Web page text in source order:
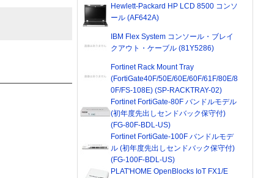
Hewlett-Packard HP LCD 8500 コンソ
ール (AF642A)
IBM Flex System コンソール・ブレイ
クアウト・ケーブル (81Y5286)
Fortinet Rack Mount Tray
(FortiGate40F/50E/60E/60F/61F/80E/8
0F/FS-108E) (SP-RACKTRAY-02)
Fortinet FortiGate-80F バンドルモデル
(初年度先出しセンドバック保守付)
(FG-80F-BDL-US)
Fortinet FortiGate-100F バンドルモデ
ル (初年度先出しセンドバック保守付)
(FG-100F-BDL-US)
PLAT'HOME OpenBlocks IoT FX1/E